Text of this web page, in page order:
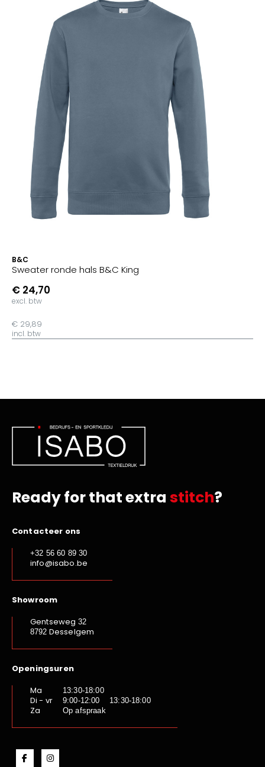
B&C
Sweater ronde hals B&C King
€ 24,70
excl. btw
€ 29,89
incl. btw
Ready for that extra stitch?
Contacteer ons
+32 56 60 89 30
info@isabo.be
Showroom
Gentseweg 32
8792 Desselgem
Openingsuren
Ma
13:30-18:00
Di - vr 9:00-12:00 13:30-18:00
Za Op afspraak